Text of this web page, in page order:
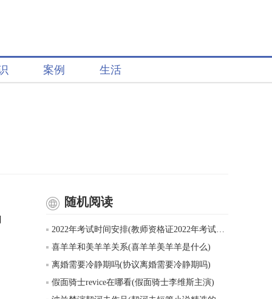
案例 生活
随机阅读
2022年考试时间安排(教师资格证2022年考试时间表)
喜羊羊和美羊羊关系(喜羊羊美羊羊是什么)
离婚需要冷静期吗(协议离婚需要冷静期吗)
假面骑士revice在哪看(假面骑士李维斯主演)